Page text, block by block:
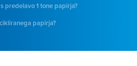
predelavo 1 tone papirja?
papirja?